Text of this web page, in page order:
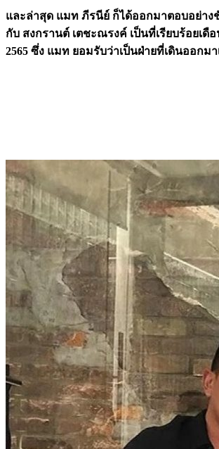
และล่าสุด แมท ภีรนีย์ ก็ได้ออกมาตอบอย่าง
กับ สงกรานต์ เตชะณรงค์ เป็นที่เรียบร้อยเดื
2565 ซึ่ง แมท ยอมรับว่าเป็นฝ่ายที่เดินออกมา